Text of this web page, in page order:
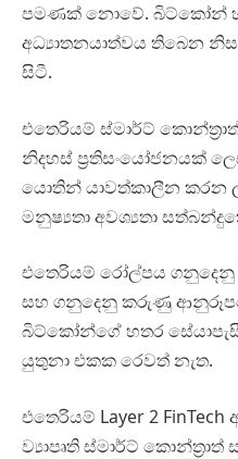
පමණක් නොවේ. බිට්කෝන්
අධ්‍යාතනයාත්වය තිබෙන
සිටී.
එතෙරියම් ස්මාර්ට්
නිදහස් ප්‍රතිසංයෝජනයක්
යොතින් යාවත්කාලීන කරන
මනුෂ්‍යතා අවශ්‍යතා
එතෙරියම් රෝල්පය
සහ ගනුදෙනු කරුණු
බිට්කෝන්ගේ හතර
යුතුනා එකක රෙවත් නැත.
එතෙරියම් Layer 2
ව්‍යාපෘති ස්මාර්ට්